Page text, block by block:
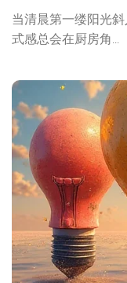
当清晨第一缕阳光
式感总会在厨房角...